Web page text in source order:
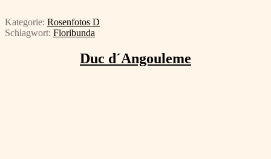
Kategorie: Rosenfotos D
Schlagwort: Floribunda
Duc d´Angouleme